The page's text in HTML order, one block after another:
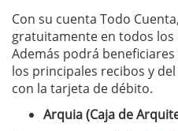
Con su cuenta Todo
gratuitamente en todos los
Además podrá
los principales recibos y
con la tarjeta de débito.
Arquia (Caja de